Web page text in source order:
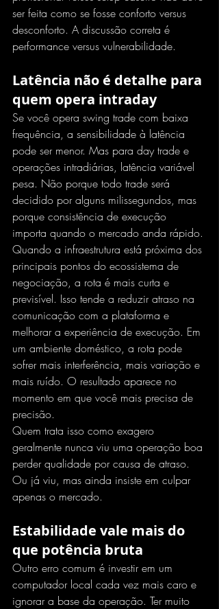
ser feita como se fosse conforto versus
desconforto. A discussão correta é
performance versus vulnerabilidade.
Latência não é detalhe para
quem opera intraday
Se você opera swing trade com baixa
frequência, a sensibilidade à latência
pode ser menor. Mas para day trade e
operações intradiárias, latência variável
pesa. Não porque todo trade será
decidido por alguns milissegundos, mas
porque consistência de execução
importa quando o mercado anda rápido.
Quando a infraestrutura está próxima dos
principais pontos do ecossistema de
negociação, a rota é mais curta e
previsível. Isso tende a reduzir atraso na
comunicação com a plataforma e
melhorar a experiência de execução. Em
um ambiente doméstico, a rota pode
sofrer mais interferência, mais variação e
mais ruído. O resultado aparece no
momento em que você mais precisa de
precisão.
Quem trata isso como exagero
geralmente nunca viu uma operação boa
perder qualidade por causa de atraso.
Ou já viu, mas ainda insiste em culpar
apenas o mercado.
Estabilidade vale mais do
que potência bruta
Outro erro comum é investir em um
computador local cada vez mais caro e
ignorar a base da operação. Ter muito